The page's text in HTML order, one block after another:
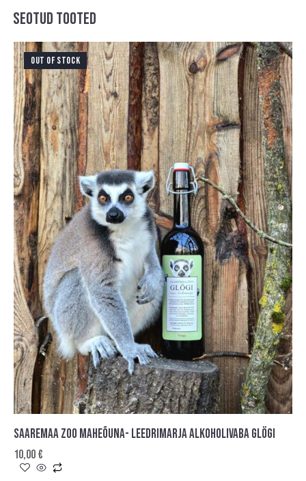
SEOTUD TOOTED
OUT OF STOCK
SAAREMAA ZOO MAHEÕUNA- LEEDRIMARJA ALKOHOLIVABA GLÖGI
10,00€